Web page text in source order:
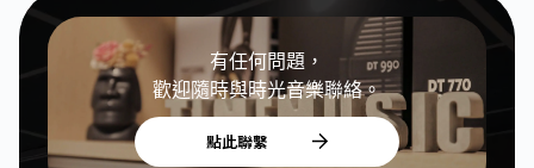
有任何問題，
歡迎隨時與時光音樂聯絡。
點此聯繫